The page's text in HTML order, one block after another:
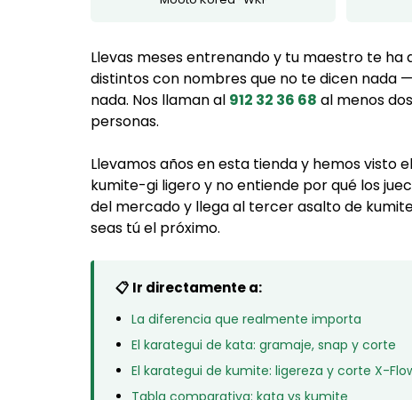
Llevas meses entrenando y tu maestro te
distintos con nombres que no te dicen nada
nada. Nos llaman al 912 32 36 68 al menos
personas.
Llevamos años en esta tienda y hemos
kumite-gi ligero y no entiende por qué los
del mercado y llega al tercer asalto de
seas tú el próximo.
📋 Ir directamente a:
La diferencia que realmente importa
El karategui de kata: gramaje, snap y corte
El karategui de kumite: ligereza y corte X-
Tabla comparativa: kata vs kumite